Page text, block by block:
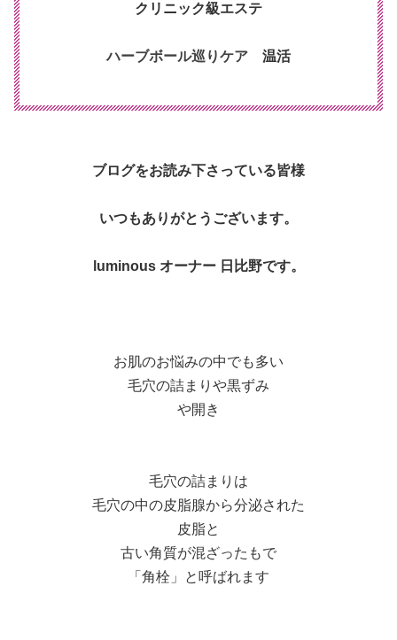
クリニック級エステ
ハーブボール巡りケア 温活
ブログをお読み下さっている皆様
いつもありがとうございます。
luminous オーナー 日比野です。
お肌のお悩みの中でも多い
毛穴の詰まりや黒ずみ
や開き
毛穴の詰まりは
毛穴の中の皮脂腺から分泌された
皮脂と
古い角質が混ざったもで
「角栓」と呼ばれます